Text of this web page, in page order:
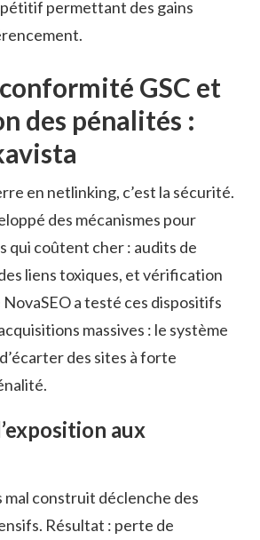
permettant des gains
GSC et
des pénalités :
en netlinking, c’est la sécurité.
des mécanismes pour
qui coûtent cher : audits de
liens toxiques, et vérification
NovaSEO a testé ces dispositifs
massives : le système
des sites à forte
aux
mal construit déclenche des
Résultat : perte de